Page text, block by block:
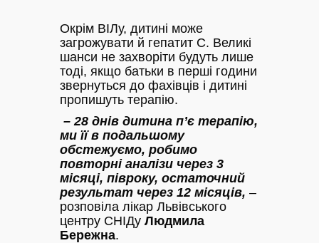
Окрім ВІЛу, дитині може
загрожувати й гепатит С. Великі
шанси не захворіти будуть лише
тоді, якщо батьки в перші години
звернуться до фахівців і дитині
пропишуть терапію.
– 28 днів дитина п’є терапію,
ми її в подальшому
обстежуємо, робимо
повторні аналізи через 3
місяці, півроку, остаточний
результат через 12 місяців, –
розповіла лікар Львівського
центру СНІДу Людмила
Бережна.